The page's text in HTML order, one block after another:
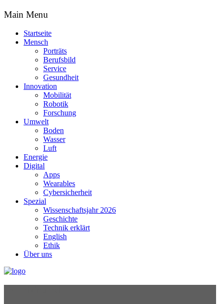
Main Menu
Startseite
Mensch
Porträts
Berufsbild
Service
Gesundheit
Innovation
Mobilität
Robotik
Forschung
Umwelt
Boden
Wasser
Luft
Energie
Digital
Apps
Wearables
Cybersicherheit
Spezial
Wissenschaftsjahr 2026
Geschichte
Technik erklärt
English
Ethik
Über uns